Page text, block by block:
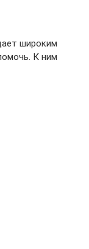
широким
К ним